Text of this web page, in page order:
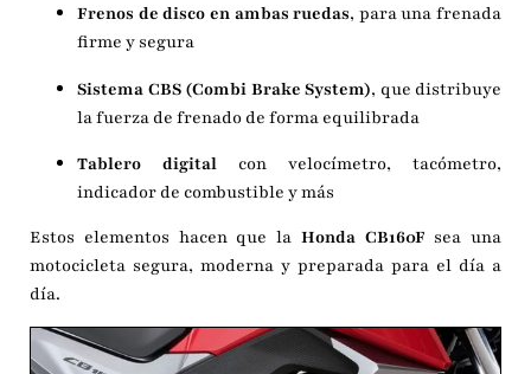
Frenos de disco en ambas ruedas, para una frenada
firme y segura
Sistema CBS (Combi Brake System), que distribuye
la fuerza de frenado de forma equilibrada
Tablero digital con velocímetro, tacómetro,
indicador de combustible y más
Estos elementos hacen que la Honda CB160F sea una
motocicleta segura, moderna y preparada para el día a
día.